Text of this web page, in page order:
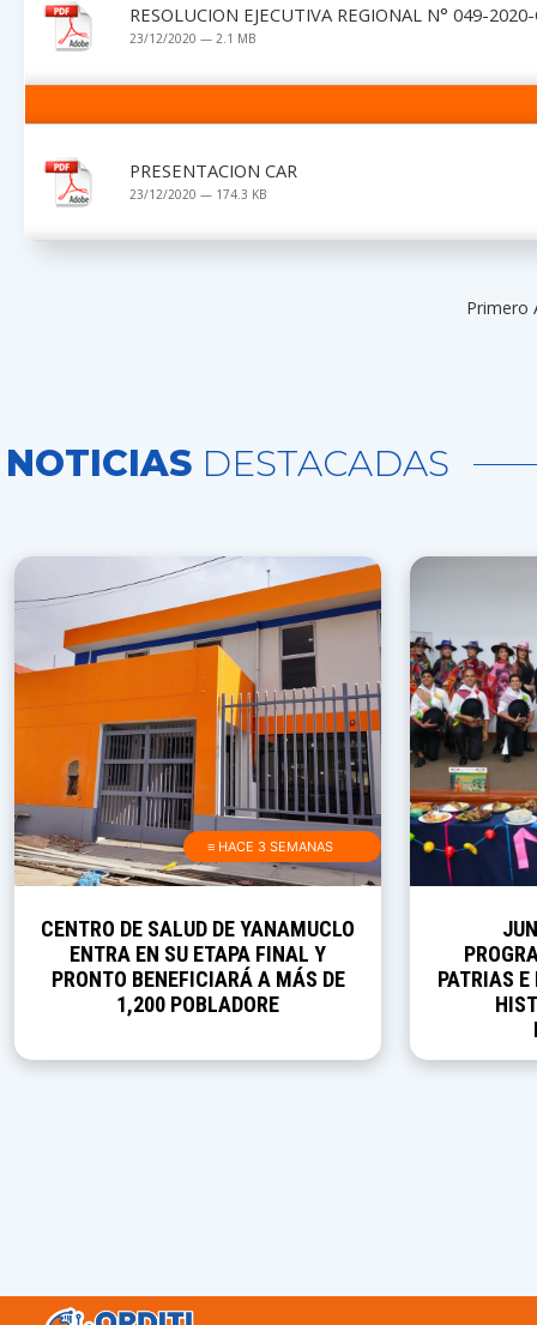
RESOLUCION EJECUTIVA REGIONAL N° 049-2020-
23/12/2020 — 2.1 MB
PRESENTACION CAR
23/12/2020 — 174.3 KB
Primero
NOTICIAS DESTACADAS
≡ HACE 3 SEMANAS
CENTRO DE SALUD DE YANAMUCLO
ENTRA EN SU ETAPA FINAL Y
PRONTO BENEFICIARÁ A MÁS DE
1,200 POBLADORE
PATRIAS